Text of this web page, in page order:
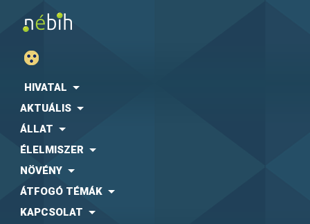
HIVATAL
AKTUÁLIS
ÁLLAT
ÉLELMISZER
NÖVÉNY
ÁTFOGÓ TÉMÁK
KAPCSOLAT